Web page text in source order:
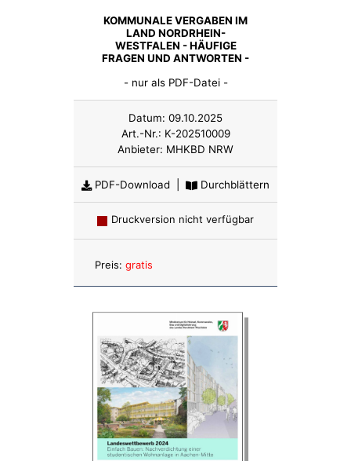
KOMMUNALE VERGABEN IM
LAND NORDRHEIN-
WESTFALEN - HÄUFIGE
FRAGEN UND ANTWORTEN -
- nur als PDF-Datei -
Datum: 09.10.2025
Art.-Nr.: K-202510009
Anbieter: MHKBD NRW
PDF-Download Durchblättern
Druckversion nicht verfügbar
Preis: gratis